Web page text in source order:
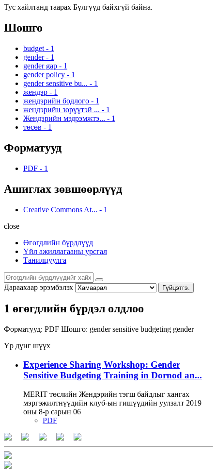
Тус хайлтанд таарах Бүлгүүд байхгүй байна.
Шошго
budget - 1
gender - 1
gender gap - 1
gender policy - 1
gender sensitive bu... - 1
жендэр - 1
жендэрийн бодлого - 1
жендэрийн зөрүүтэй ... - 1
Жендэрийн мэдрэмжтэ... - 1
төсөв - 1
Форматууд
PDF - 1
Ашиглах зөвшөөрлүүд
Creative Commons At... - 1
close
Өгөгдлийн бүрдлүүд
Үйл ажиллагааны урсгал
Танилцуулга
Дараахаар эрэмбэлэх Гүйцэтгэ.
1 өгөгдлийн бүрдэл олдлоо
Форматууд: PDF Шошго: gender sensitive budgeting gender
Үр дүнг шүүх
Experience Sharing Workshop: Gender
Sensitive Budgeting Training in Dornod an...
MERIT төслийн Жендэрийн тэгш байдлыг хангах
мэргэжилтнүүдийн клуб-ын гишүүдийн уулзалт 2019
оны 8-р сарын 06
PDF